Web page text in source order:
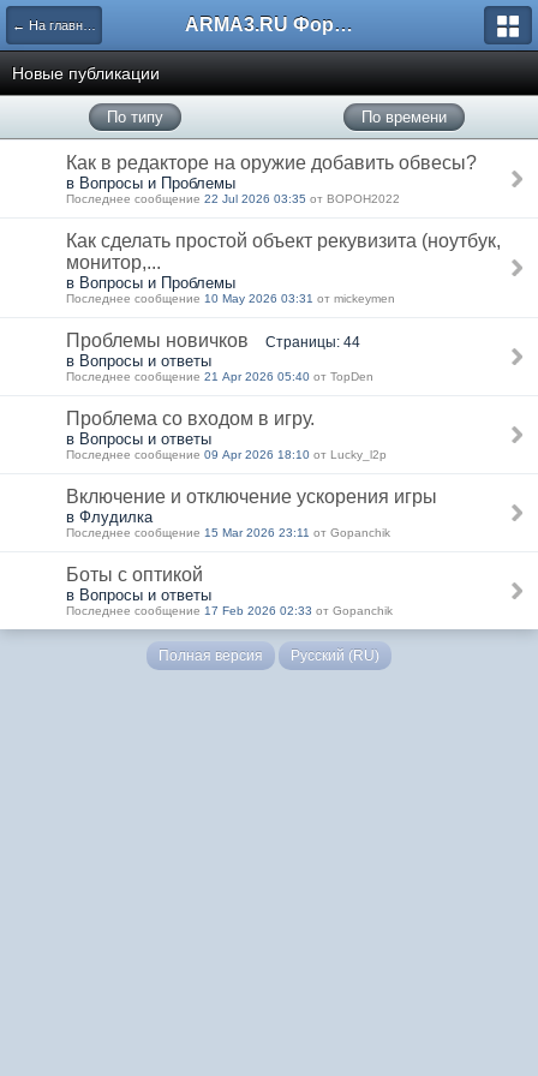
← На главную ARMA3.RU Форум
Новые публикации
По типу По времени
Как в редакторе на оружие добавить обвесы?
в Вопросы и Проблемы
Последнее сообщение 22 Jul 2026 03:35 от BOPOH2022
Как сделать простой объект рекувизита (ноутбук,
монитор,...
в Вопросы и Проблемы
Последнее сообщение 10 May 2026 03:31 от mickeymen
Проблемы новичков Страницы: 44
в Вопросы и ответы
Последнее сообщение 21 Apr 2026 05:40 от TopDen
Проблема со входом в игру.
в Вопросы и ответы
Последнее сообщение 09 Apr 2026 18:10 от Lucky_l2p
Включение и отключение ускорения игры
в Флудилка
Последнее сообщение 15 Mar 2026 23:11 от Gopanchik
Боты с оптикой
в Вопросы и ответы
Последнее сообщение 17 Feb 2026 02:33 от Gopanchik
Полная версия Русский (RU)